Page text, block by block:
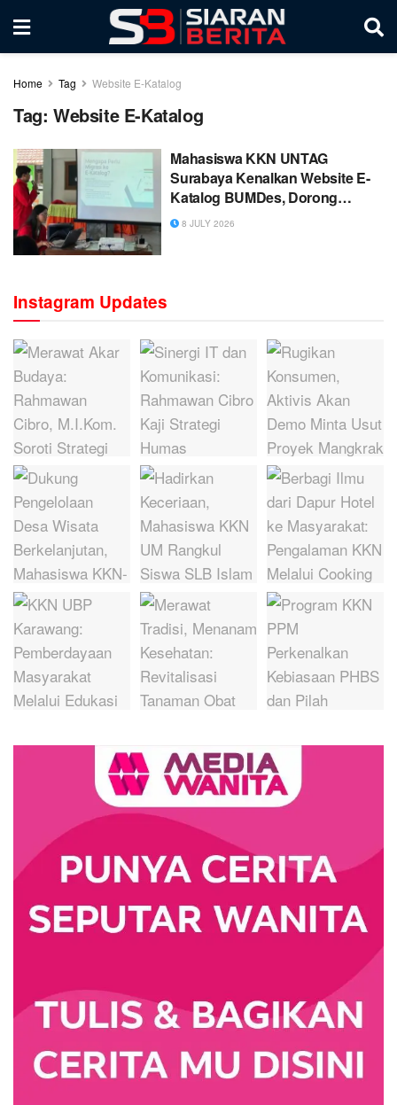
Home Tag Website E-Katalog
Tag: Website E-Katalog
Mahasiswa KKN UNTAG
Surabaya Kenalkan Website E-
Katalog BUMDes, Dorong
Digitalisasi Ekonomi Desa
8 JULY 2026
Instagram Updates